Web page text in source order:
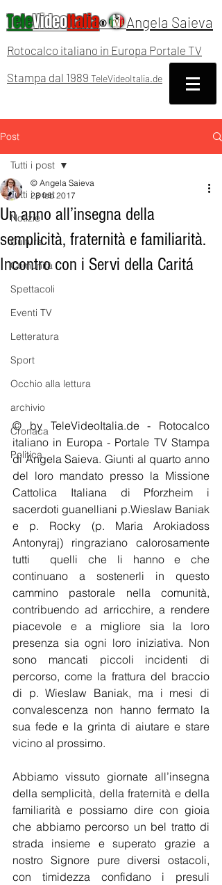
TeleVideoItalia® Angela Saieva
Rotocalco italiano in Europa Portale TV
Stampa dal 1989 TeleVideoItalia.de
Post
Tutti i post
Notizie
Cultura
Comunità
Spettacoli
Eventi TV
Letteratura
Sport
Occhio alla lettura
archivio
Cronaca
Politica
Tutti i post
Un anno all’insegna della
semplicità, fraternità e familiarità.
Incontro con i Servi della Caritá
© Angela Saieva
28 feb 2017
© by TeleVideoItalia.de - Rotocalco
italiano in Europa - Portale TV Stampa
di Angela Saieva. Giunti al quarto anno
del loro mandato presso la Missione
Cattolica Italiana di Pforzheim i
sacerdoti guanelliani p.Wieslaw Baniak
e p. Rocky (p. Maria Arokiadoss
Antonyraj) ringraziano calorosamente
tutti  quelli che li hanno e che
continuano a sostenerli in questo
cammino pastorale nella comunità,
contribuendo ad arricchire, a rendere
piacevole e a migliore sia la loro
presenza sia ogni loro iniziativa. Non
sono mancati piccoli incidenti di
percorso, come la frattura del braccio
di p. Wieslaw Baniak, ma i mesi di
convalescenza non hanno fermato la
sua fede e la grinta di aiutare e stare
vicino al prossimo.
Abbiamo vissuto giornate all’insegna
della semplicità, della fraternità e della
familiarità e possiamo dire con gioia
che abbiamo percorso un bel tratto di
strada insieme e superato grazie a
nostro Signore pure diversi ostacoli,
con timidezza confidano i presuli